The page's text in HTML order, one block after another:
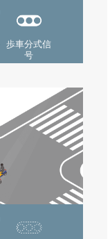
歩車分式信
号